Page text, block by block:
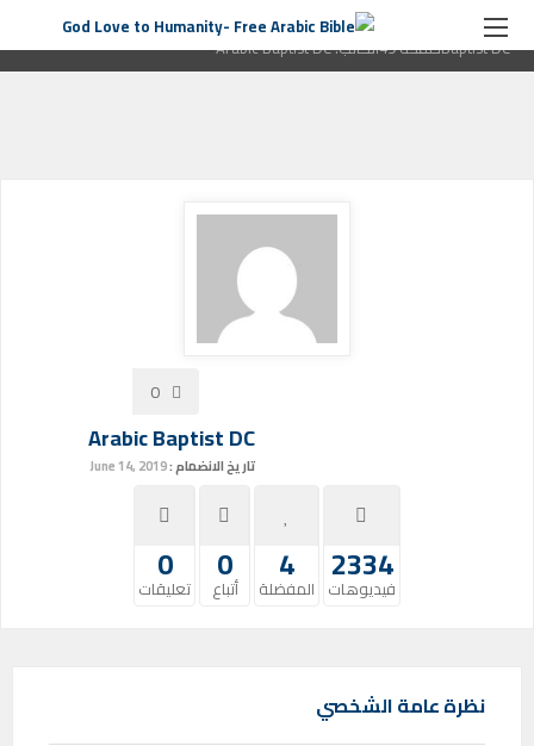
الصفحة الرئيسية منشور من طرف "Arabic Baptist DC" الكاتب:Arabic
Baptist DCصفحة 49الكاتب: Arabic Baptist DC
0
Arabic Baptist DC
تاريخ الانضمام :June 14, 2019
2334
فيديوهات 4
المفضلة 0
أتباع 0
تعليقات
نظرة عامة الشخصي